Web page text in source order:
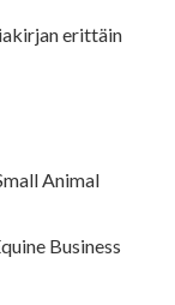
erittäin
Animal